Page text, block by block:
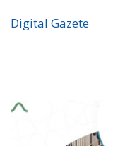
Digital Gazete